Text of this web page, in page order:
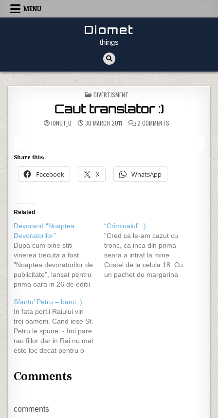
Skip to content
MENU
Diomet
things
POSTED IN
DIVERTISMENT
Caut translator :)
IONUT_D 30 MARCH 2011 2 COMMENTS
Share this:
Facebook X WhatsApp
Related
Devorand “Noaptea
Devoratorilor”
Dupa cum bine stiti
vinerea trecuta a fost
"Noaptea devoratorilor de
publicitate", lansat pentru
prima oara in 26 de editii
si frumoase, aceeasi Sala
Polivalenta(pe care eu
am vazut-o pentru prima
oara), un DJ fracez, care
ne-a incantat si cu
"muzica" autohtona, adica
“Criminalul” :)
"Cred ca le-am cazut cu
tronc, ca inca din prima
seara a intrat la mine
Costel de la celula 18. Cu
un pachet de margarina
Sfantu’ Petru – banc :)
In fata portii Raiului vin
trei oameni. Cand iese Sf.
Petru le spune: - Imi pare
rau fiilor dar in Rai nu mai
este loc decat pentru o
vor suferi torturi
va…
Comments
comments